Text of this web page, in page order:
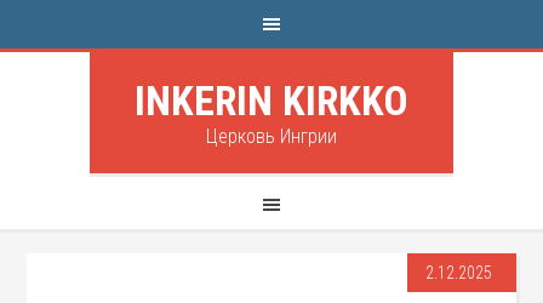
INKERIN KIRKKO
Церковь Ингрии
2.12.2025